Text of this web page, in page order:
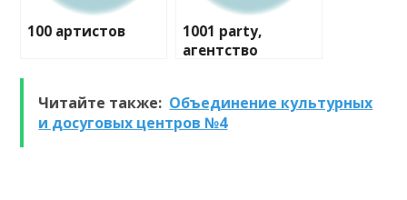
100 артистов
1001 party,
агентство
Читайте также: Объединение культурных
и досуговых центров №4